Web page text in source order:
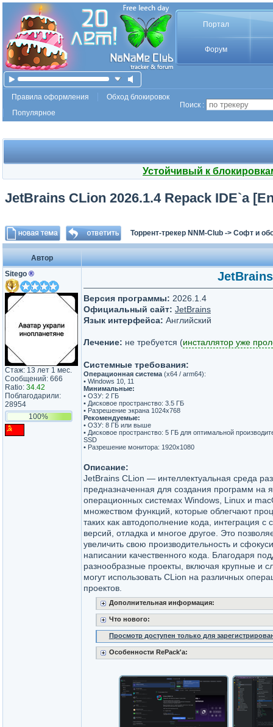
Портал
Форум
Правила оформления
Обход блокировок
Популярное
Поиск :
Устойчивый к
JetBrains CLion 2026.1.4 Repack IDE`a
Торрент-трекер NNM-Club -> Софт и
Автор
Sitego ®
Стаж: 13 лет 1 мес.
Сообщений: 666
Ratio: 34.42
Поблагодарили:
28954
100%
Версия программы: 2026.1.4
Официальный сайт: JetBrains
Язык интерфейса: Английский
Лечение: не требуется (инсталлятор уже
Системные требования:
Операционная система (x64 / arm64):
• Windows 10, 11
Минимальные:
• ОЗУ: 2 ГБ
• Дисковое пространство: 3.5 ГБ
• Разрешение экрана 1024x768
Рекомендуемые:
• ОЗУ: 8 ГБ или выше
• Дисковое пространство: 5 ГБ для оптимальной
SSD
• Разрешение монитора: 1920x1080
Описание:
JetBrains CLion — интеллектуальная среда
предназначенная для создания программ на
операционных системах Windows, Linux и
множеством функций, которые облегчают
таких как автодополнение кода, интеграция с
версий, отладка и многое другое. Это
увеличить свою производительность и
написании качественного кода. Благодаря
разнообразные проекты, включая крупные и
могут использовать CLion на различных
проектов.
Дополнительная информация:
Что нового:
Просмотр доступен только для
Особенности RePack'a: